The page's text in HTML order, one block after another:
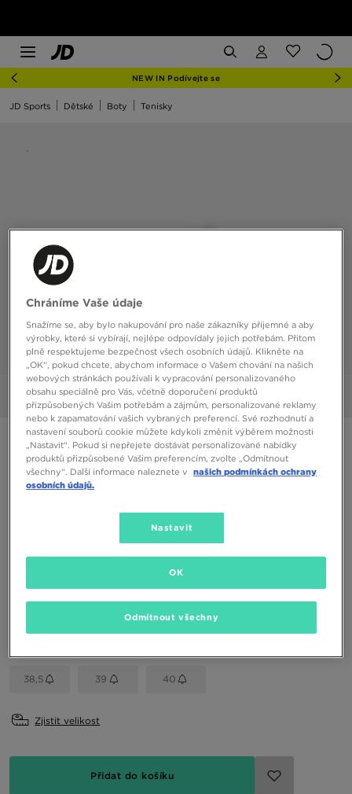
NEW IN Podívejte se
JD Sports Dětské Boty Tenisky
Obrázky 360°
NIKE REVOLUTION 6
1090 Kč
EU US
38,5 39 40
Zjistit velikost
Přidat do košíku
Chráníme Vaše údaje
Snažíme se, aby bylo nakupování pro naše zákazníky příjemné a aby
výrobky, které si vybírají, nejlépe odpovídaly jejich potřebám. Přitom
plně respektujeme bezpečnost všech osobních údajů. Klikněte na
„OK“, pokud chcete, abychom informace o Vašem chování na našich
webových stránkách používali k vypracování personalizovaného
obsahu speciálně pro Vás, včetně doporučení produktů
přizpůsobených Vašim potřebám a zájmům, personalizované reklamy
nebo k zapamatování vašich vybraných preferencí. Své rozhodnutí a
nastavení souborů cookie můžete kdykoli změnit výběrem možnosti
„Nastavit“. Pokud si nepřejete dostávat personalizované nabídky
produktů přizpůsobené Vašim preferencím, zvolte „Odmítnout
všechny“. Další informace naleznete v našich podmínkách ochrany
osobních údajů.
Nastavit
Odmítnout všechny
OK